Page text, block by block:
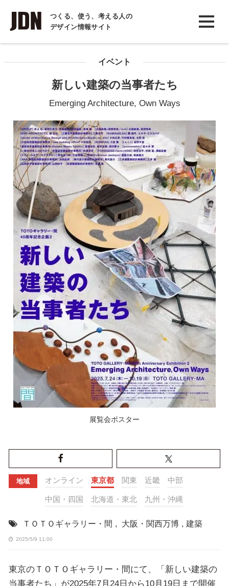
つくる、使う、考える人の
デザイン情報サイト
INTERVIEW
インタビュー
COLUMN
イベント
新しい建築の当事者たち
Emerging Architecture, Own Ways
展覧会ポスター
地域 オンライン 東京都 関東 近畿 中部
中国・四国 北海道・東北 九州・沖縄
ＴＯＴＯギャラリー・間 , 大阪・関西万博 , 建築
2025/5/9 11:00
東京のＴＯＴＯギャラリー・間にて、「新しい建築の
当事者たち」が2025年7月24日から10月19日まで開催